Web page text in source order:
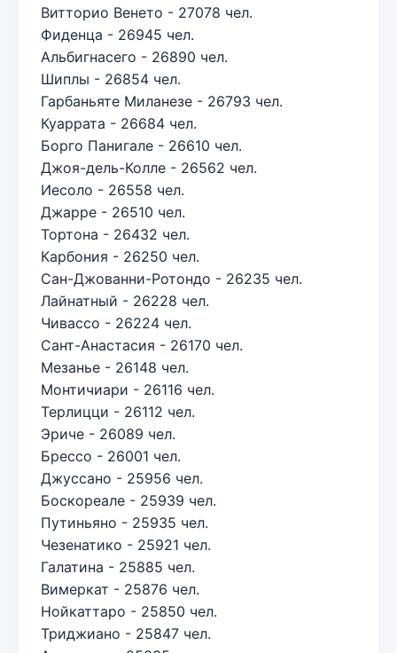
Витторио Венето - 27078 чел.
Фиденца - 26945 чел.
Альбигнасего - 26890 чел.
Шиплы - 26854 чел.
Гарбаньяте Миланезе - 26793 чел.
Куаррата - 26684 чел.
Борго Панигале - 26610 чел.
Джоя-дель-Колле - 26562 чел.
Иесоло - 26558 чел.
Джарре - 26510 чел.
Тортона - 26432 чел.
Карбония - 26250 чел.
Сан-Джованни-Ротондо - 26235 чел.
Лайнатный - 26228 чел.
Чивассо - 26224 чел.
Сант-Анастасия - 26170 чел.
Мезанье - 26148 чел.
Монтичиари - 26116 чел.
Терлицци - 26112 чел.
Эриче - 26089 чел.
Брессо - 26001 чел.
Джуссано - 25956 чел.
Боскореале - 25939 чел.
Путиньяно - 25935 чел.
Чезенатико - 25921 чел.
Галатина - 25885 чел.
Вимеркат - 25876 чел.
Нойкаттаро - 25850 чел.
Триджиано - 25847 чел.